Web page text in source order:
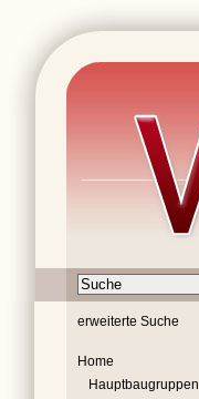
erweiterte Suche
Home
Hauptbaugruppen